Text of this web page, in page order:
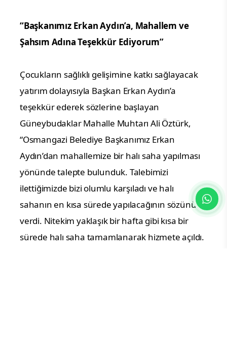
“Başkanımız Erkan Aydın’a, Mahallem ve
Şahsım Adına Teşekkür Ediyorum”
Çocukların sağlıklı gelişimine katkı sağlayacak
yatırım dolayısıyla Başkan Erkan Aydın’a
teşekkür ederek sözlerine başlayan
Güneybudaklar Mahalle Muhtarı Ali Öztürk,
“Osmangazi Belediye Başkanımız Erkan
Aydın’dan mahallemize bir halı saha yapılması
yönünde talepte bulunduk. Talebimizi
ilettiğimizde bizi olumlu karşıladı ve halı
sahanın en kısa sürede yapılacağının sözünü
verdi. Nitekim yaklaşık bir hafta gibi kısa bir
sürede halı saha tamamlanarak hizmete açıldı.